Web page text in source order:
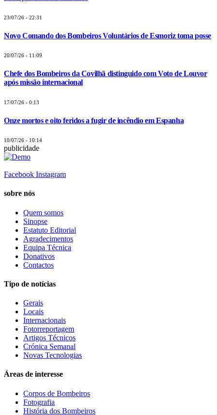
23/07/26 - 22:31
Novo Comando dos Bombeiros Voluntários de Esmoriz toma posse
20/07/26 - 11:09
Chefe dos Bombeiros da Covilhã distinguido com Voto de Louvor
após missão internacional
17/07/26 - 0:13
Onze mortos e oito feridos a fugir de incêndio em Espanha
10/07/26 - 10:14
publicidade
Facebook Instagram
sobre nós
Quem somos
Sinopse
Estatuto Editorial
Agradecimentos
Equipa Técnica
Donativos
Contactos
Tipo de notícias
Gerais
Locais
Internacionais
Fotorreportagem
Artigos Técnicos
Crónica Semanal
Novas Tecnologias
Áreas de interesse
Corpos de Bombeiros
Fotografia
História dos Bombeiros